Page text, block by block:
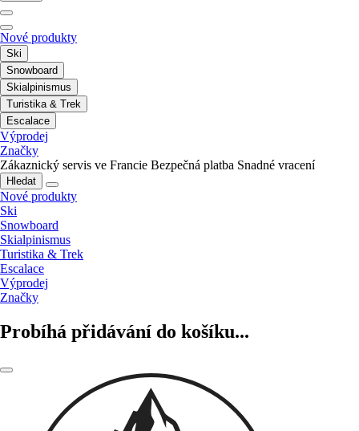
Nové produkty
Ski
Snowboard
Skialpinismus
Turistika & Trek
Escalace
Výprodej
Značky
Zákaznický servis ve Francie Bezpečná platba Snadné vracení
Hledat
Nové produkty
Ski
Snowboard
Skialpinismus
Turistika & Trek
Escalace
Výprodej
Značky
Probíhá přidávání do košíku...